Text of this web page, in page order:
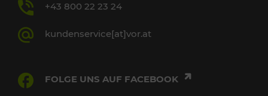
+43 800 22 23 24
kundenservice[at]vor.at
FOLGE UNS AUF FACEBOOK